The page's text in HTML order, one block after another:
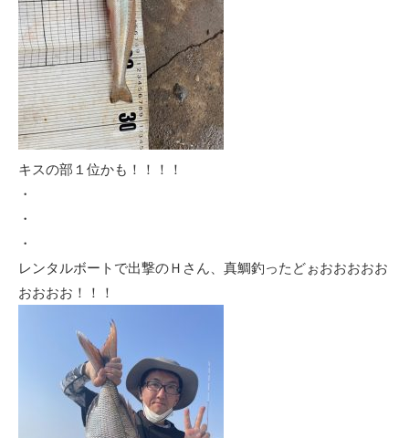
キスの部１位かも！！！！
・
・
・
レンタルボートで出撃のＨさん、真鯛釣ったどぉおおおおお
おおおお！！！